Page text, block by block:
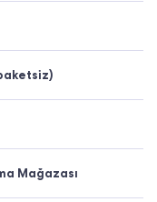
Mağazası